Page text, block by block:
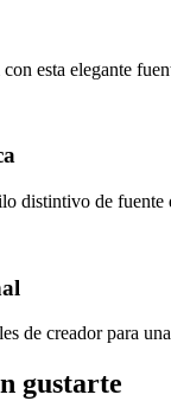
esta elegante
distintivo de
de creador para
gustarte